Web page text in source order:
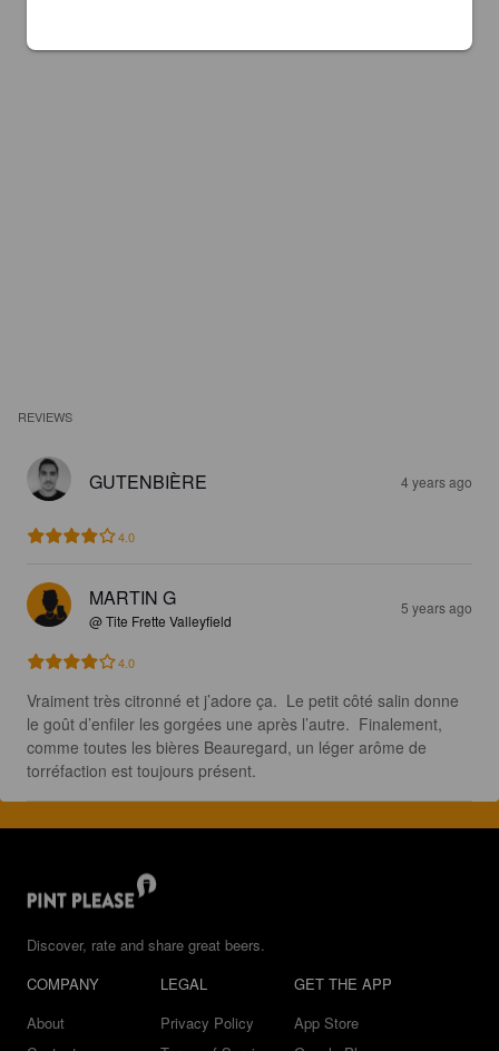
REVIEWS
GUTENBIÈRE 4 years ago
4.0
MARTIN G
@ Tite Frette Valleyfield
5 years ago
4.0
Vraiment très citronné et j’adore ça.  Le petit côté salin donne
le goût d’enfiler les gorgées une après l’autre.  Finalement,
comme toutes les bières Beauregard, un léger arôme de
torréfaction est toujours présent.
Discover, rate and share great beers.
COMPANY
About
LEGAL
Privacy Policy
GET THE APP
App Store